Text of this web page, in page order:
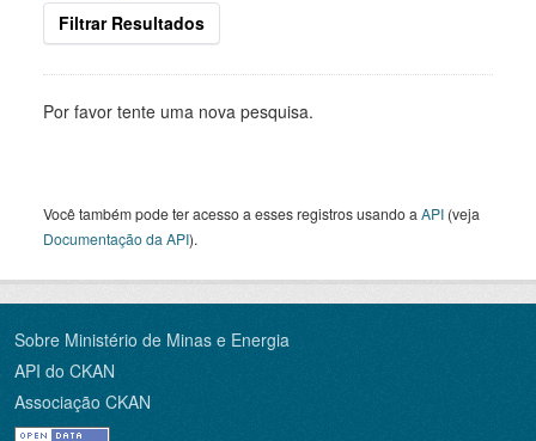
Filtrar Resultados
Por favor tente uma nova pesquisa.
Você também pode ter acesso a esses registros usando a API (veja
Documentação da API).
Sobre Ministério de Minas e Energia
API do CKAN
Associação CKAN